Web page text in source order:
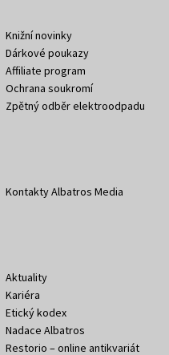
Knižní novinky
Dárkové poukazy
Affiliate program
Ochrana soukromí
Zpětný odběr elektroodpadu
Kontakty Albatros Media
Aktuality
Kariéra
Etický kodex
Nadace Albatros
Restorio – online antikvariát